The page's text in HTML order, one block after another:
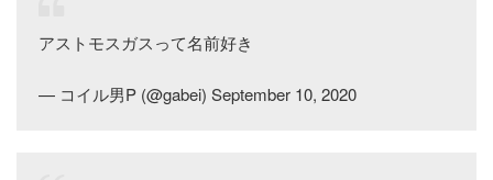
アストモスガスって名前好き
— コイル男P (@gabei) September 10, 2020